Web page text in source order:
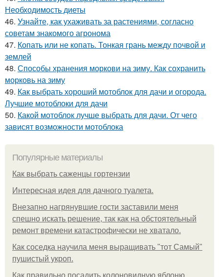
Необходимость диеты
46. Узнайте, как ухаживать за растениями, согласно
советам знакомого агронома
47. Копать или не копать. Тонкая грань между почвой и
землей
48. Способы хранения моркови на зиму. Как сохранить
морковь на зиму
49. Как выбрать хороший мотоблок для дачи и огорода.
Лучшие мотоблоки для дачи
50. Какой мотоблок лучше выбрать для дачи. От чего
зависят возможности мотоблока
Популярные материалы
Как выбрать саженцы гортензии
Интересная идея для дачного туалета.
Внезапно нагрянувшие гости заставили меня
спешно искать решение, так как на обстоятельный
ремонт времени катастрофически не хватало.
Как соседка научила меня выращивать "тот Самый"
пушистый укроп.